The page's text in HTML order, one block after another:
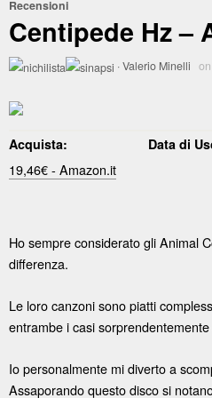
Recensioni
Centipede Hz –
·Valerio Minelli on
Acquista: Data di
19,46€ - Amazon.it
Ho sempre considerato gli Animal
differenza.
Le loro canzoni sono piatti
entrambe i casi
Io personalmente mi diverto a
Assaporando questo disco si